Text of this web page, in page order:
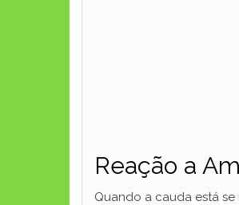
Reação a
Quando a cauda está